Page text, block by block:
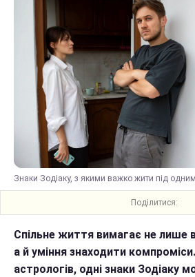
Знаки Зодіаку, з якими важко жити під
Поділитися:
Спільне життя вимагає не лише
а й уміння знаходити
астрологів, одні знаки Зодіаку